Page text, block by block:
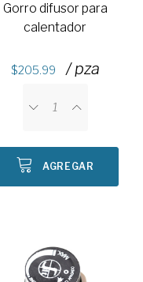
Gorro difusor para
calentador
205.99 / pza
AGREGAR